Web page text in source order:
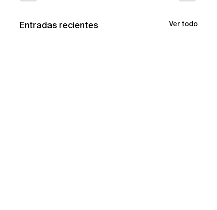
Entradas recientes Ver todo